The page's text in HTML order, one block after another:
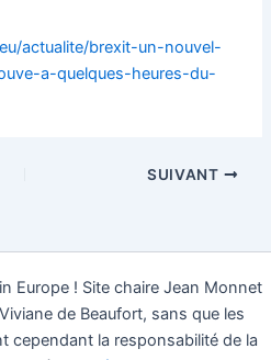
actualite/brexit-un-nouvel-
a-quelques-heures-du-
SUIVANT
Europe ! Site chaire Jean Monnet
de Beaufort, sans que les
cependant la responsabilité de la